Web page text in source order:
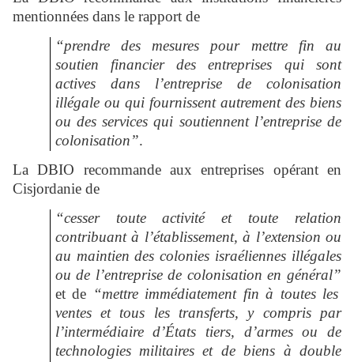
mentionnées dans le rapport de
“prendre des mesures pour mettre fin au
soutien financier des entreprises qui sont
actives dans l’entreprise de colonisation
illégale ou qui fournissent autrement des biens
ou des services qui soutiennent l’entreprise de
colonisation”.
La DBIO recommande aux entreprises opérant en
Cisjordanie de
“cesser toute activité et toute relation
contribuant à l’établissement, à l’extension ou
au maintien des colonies israéliennes illégales
ou de l’entreprise de colonisation en général”
et de “mettre immédiatement fin à toutes les
ventes et tous les transferts, y compris par
l’intermédiaire d’États tiers, d’armes ou de
technologies militaires et de biens à double